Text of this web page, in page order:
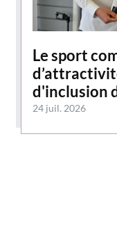
Le sport
d'inclusion
24 juil. 2026